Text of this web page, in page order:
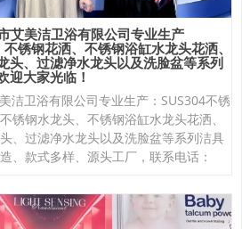
艾美洁卫浴有限公司专业生产
锈钢花洒、不锈钢浴缸水龙头花洒、
头、过滤净水龙头以及洗脸盆等系列
迎大家光临！
洁卫浴有限公司专业生产：SUS304不锈
锈钢水龙头、不锈钢浴缸水龙头花洒、
、过滤净水龙头以及洗脸盆等系列洁具
、款式多样、源头工厂，联系电话：